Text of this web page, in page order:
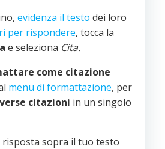
evidenza il testo dei loro
per rispondere, tocca la
e seleziona Cita.
come citazione
menu di formattazione, per
citazioni in un singolo
risposta sopra il tuo testo